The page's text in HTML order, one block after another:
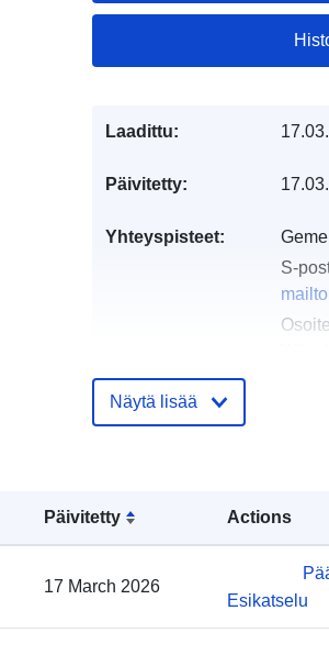
Päivitetty Actions
17 March 2026
Esikatselu
Laadittu:
Päivitetty:
Yhteyspisteet:
S-
koskeva rekisteri:
2026
2026
Alueellinen:
Näytä lisää